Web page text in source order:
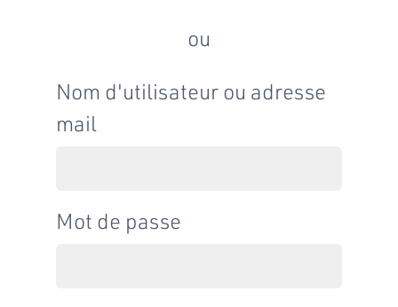
ou
Nom d'utilisateur ou adresse
mail
Mot de passe